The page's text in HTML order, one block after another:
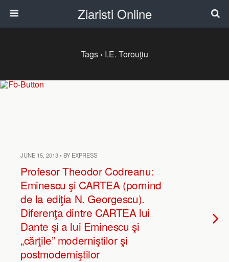
Ziaristi Online
Tags › I.E. Torouţiu
JUNE 15, 2013 • BY EXPRESS
Profesor Theodor Codreanu:
Eminescu şi CARTEA (pornind
de la ediţia N. Georgescu).
Diferenţa dintre CARTEA lui
Dante şi a lui Eminescu şi
„cărţile” moderniştilor şi
postmoderniştilor